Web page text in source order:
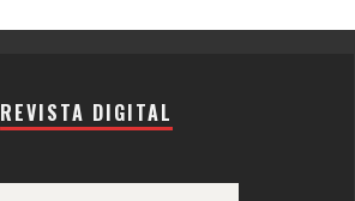
REVISTA DIGITAL